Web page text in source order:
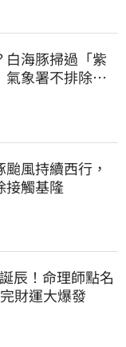
白海豚掃過「紫
象署不排除發
風持續西行，
接觸基隆
辰！命理師點名
財運大爆發